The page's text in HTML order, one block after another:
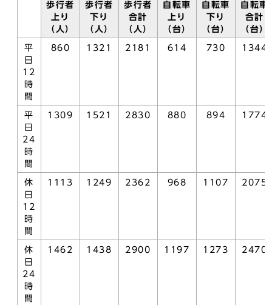
歩行者
上り
（人）
歩行者
下り
（人）
歩行者
合計
（人）
自転車
上り
（台）
自転車
下り
（台）
自転車
合計
（台）
平
日
12
時
間
860 1321 2181 614 730 1344
平
日
24
時
間
1309 1521 2830 880 894 1774
休
日
12
時
間
1113 1249 2362 968 1107 2075
休
日
24
時
間
1462 1438 2900 1197 1273 2470